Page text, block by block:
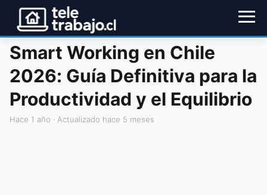
Smart Working en Chile
2026: Guía Definitiva para la
Productividad y el Equilibrio
hace 1 año · Actualizado hace 5 meses